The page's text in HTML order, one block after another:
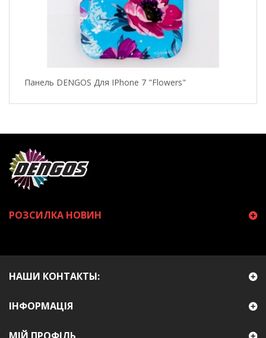
Панель DENGOS Для IPhone 7 "Flowers"
РОЗСИЛКА НОВИН
НАШИ КОНТАКТЫ:
ІНФОРМАЦІЯ